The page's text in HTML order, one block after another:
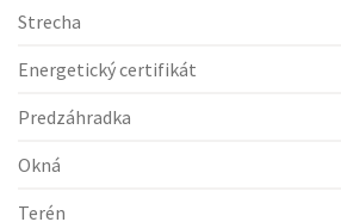
Strecha
Energetický certifikát
Predzáhradka
Okná
Terén